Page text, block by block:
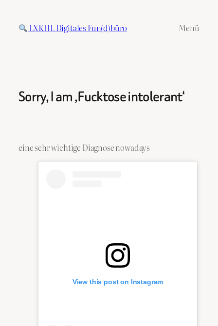
Inhalt
springen
LXKHL Digitales Fun(d)büro Menü
Sorry, I am ‚Fucktose intolerant‘
eine sehr wichtige Diagnose nowadays
View this post on Instagram